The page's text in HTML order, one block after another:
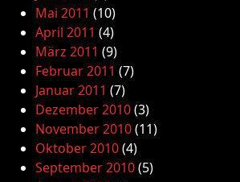
Mai 2011 (10)
April 2011 (4)
März 2011 (9)
Februar 2011 (7)
Januar 2011 (7)
Dezember 2010(3)
November 2010(11)
Oktober 2010(4)
September 2010(5)